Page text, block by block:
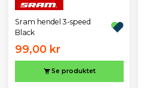
Sram hendel 3-speed
Black
99,00 kr
Se produktet